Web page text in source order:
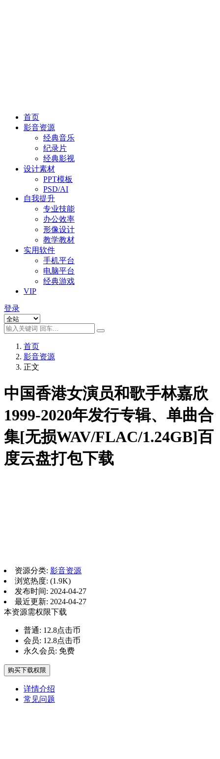
首页
影音资源
经典音乐
纪录片
经典影视
设计素材
PPT模板
PSD/AI
自我提升
专业技能
办公效率
形像设计
教学教材
实用软件
手机平台
电脑平台
经典游戏
VIP
登录
首页
影音资源
正文
中国香港女演员和歌手林嘉欣
1999-2020年发行专辑、单曲合
集[无损WAV/FLAC/1.24GB]百
度云盘打包下载
资源分类: 影音资源
浏览热度: (1.9K)
发布时间: 2024-04-27
最近更新: 2024-04-27
本资源需权限下载
普通: 12.8点击币
会员: 12.8点击币
永久会员: 免费
购买下载权限
详情介绍
常见问题